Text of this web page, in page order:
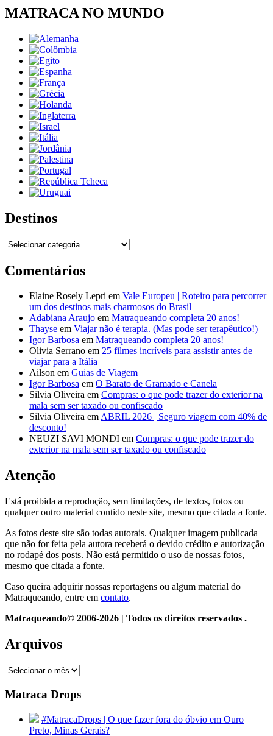
MATRACA NO MUNDO
Destinos
Destinos
Comentários
Elaine Rosely Lepri em Vale Europeu | Roteiro para percorrer
um dos destinos mais charmosos do Brasil
Adabiana Araujo em Matraqueando completa 20 anos!
Thayse em Viajar não é terapia. (Mas pode ser terapêutico!)
Igor Barbosa em Matraqueando completa 20 anos!
Olivia Serrano em 25 filmes incríveis para assistir antes de
viajar para a Itália
Ailson em Guias de Viagem
Igor Barbosa em O Barato de Gramado e Canela
Silvia Oliveira em Compras: o que pode trazer do exterior na
mala sem ser taxado ou confiscado
Silvia Oliveira emABRIL 2026 | Seguro viagem com 40% de
desconto!
NEUZI SAVI MONDI em Compras: o que pode trazer do
exterior na mala sem ser taxado ou confiscado
Atenção
Está proibida a reprodução, sem limitações, de textos, fotos ou
qualquer outro material contido neste site, mesmo que citada a fonte.
As fotos deste site são todas autorais. Qualquer imagem publicada
que não for feita pela autora receberá o devido crédito e autorização
no rodapé dos posts. Não está permitido o uso de nossas fotos,
mesmo que citada a fonte.
Caso queira adquirir nossas reportagens ou algum material do
Matraqueando, entre em contato.
Matraqueando© 2006-2026 | Todos os direitos reservados .
Arquivos
Arquivos
Matraca Drops
#MatracaDrops | O que fazer fora do óbvio em Ouro
Preto, Minas Gerais?